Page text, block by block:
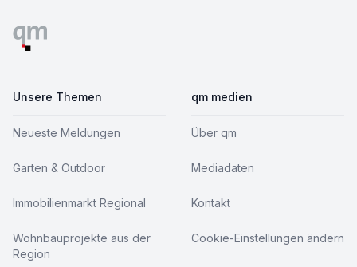
Unsere Themen
Neueste Meldungen
Garten & Outdoor
Immobilienmarkt Regional
Wohnbauprojekte aus der
Region
qm medien
Über qm
Mediadaten
Kontakt
Cookie-Einstellungen ändern